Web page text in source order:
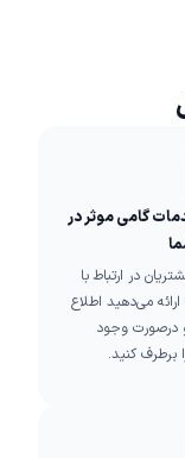
گامی موثر در
در ارتباط با
می‌دهید اطلاع
درصورت وجود
برطرف کنید.